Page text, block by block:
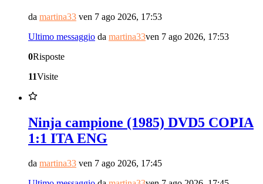
da martina33 ven 7 ago 2026, 17:53
Ultimo messaggio da martina33ven 7 ago 2026, 17:53
0Risposte
11Visite
Ninja campione (1985) DVD5 COPIA
1:1 ITA ENG
da martina33 ven 7 ago 2026, 17:45